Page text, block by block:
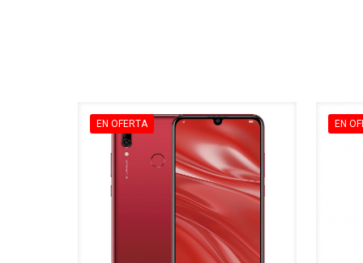
EN OFERTA EN